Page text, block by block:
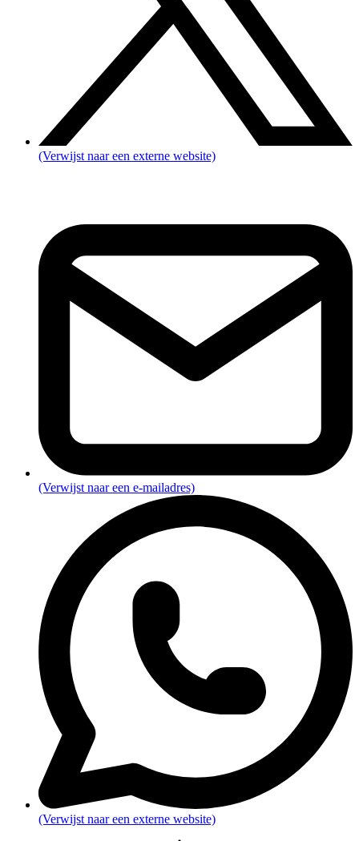
(Verwijst naar een externe website)
(Verwijst naar een e-mailadres)
(Verwijst naar een externe website)